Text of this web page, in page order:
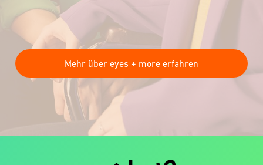
Mehr über eyes + more erfahren